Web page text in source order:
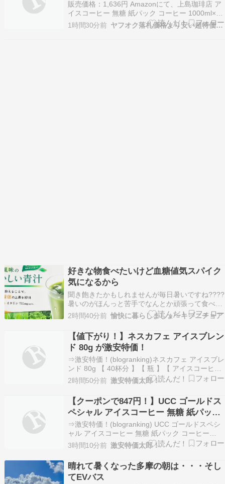
販売価格：1,636円 Amazonにて、上島珈琲店 ア
イスコーヒー 無糖 紙パック コーヒー 1000ml×4
本が特価販売中です。参考価格は2,022円になり
ます。記事作成時点の情報です。 定期オトク便
1時間30分前 ヤフオク落札価格より安い超特価品情報
好きな物食べたいけど血糖値気スパイク
気になるから
聞き飽きたかもしれませんが毎日暑いですね????
暑いのがほんっと苦手でなんとか頑張って食べて
いる物はアイスコーヒーとパン????生姜たっぷり
そうめんタンパク質取らなきゃ????でゆで卵あと
は・・・栄養ドリンクそりゃあ夏バテするよねた
っぷり野菜なんて、ほど遠いだから頼ってます
お…
2時間40分前 愉快に暮らしましょ〜キブニチョア
【値下がり！】ネスカフェ アイスブレン
ド 80g が激安特価！
⇒激安特価！(blogranking)ネスカフェ アイスブレ
ンド 80g 【 40杯分 】【 瓶 】【 アイスコーヒー
】【 ブラックコーヒー 】【 インスタント 】が激
安特価！872円！（記事作成時点の価格）定期便
で追加割引！※タイトルの価格は定期便おトク便
で購入時の価格です。…
2時間50分前 激安特価太郎！
【クーポンで847円！】UCC ゴールドス
ペシャル アイスコーヒー 無糖 紙パック
コーヒー 1000ml×4本が激安特価！
⇒激安特価！(blogranking) UCC ゴールドスペシ
ャル アイスコーヒー 無糖 紙パック コーヒー
1000ml×4本が激安特価！ 941円！さらに
10％OFFクーポン！（記事作成時点の価格） 定
期便で追加割引！ ※タイトルの価格は定期便おト
ク便で購入時の価格です。※プ…
3時間10分前 激安特価太郎！
晴れて暑くなった多摩の朝は・・・そし
てEVバス